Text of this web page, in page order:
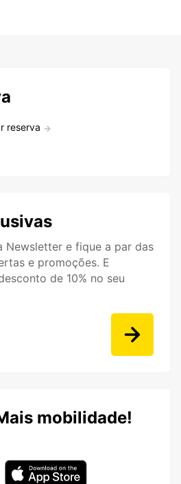
reserva
Newsletter e fique a par das
e promoções. E
de 10% no seu
mobilidade!